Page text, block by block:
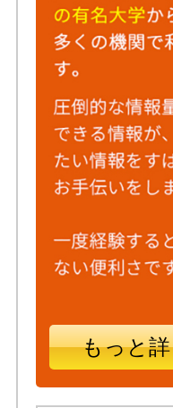
もっと